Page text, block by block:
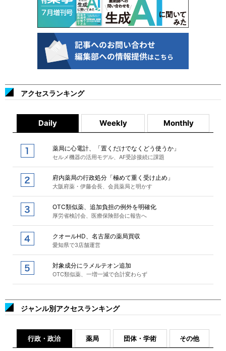
アクセスランキング
Daily Weekly Monthly
薬局に心電計、「置くだけでなくどう使うか」
セルメ機器の活用モデル、AF受診接続に課題
府内薬局の行政処分「極めて重く受け止め」
大阪府薬・伊藤会長、会員薬局と明かす
OTC類似薬、追加負担の例外を明確化
厚労省検討会、医療保険部会に報告へ
クオールHD、名古屋の薬局買収
愛知県で3店舗運営
対象成分にラメルテオン追加
OTC類似薬、一増一減で合計変わらず
ジャンル別アクセスランキング
行政・政治 薬局 団体・学術 その他